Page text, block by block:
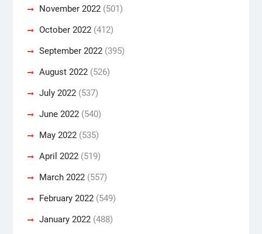
November 2022(501)
October 2022(412)
September 2022(395)
August 2022(526)
July 2022(537)
June 2022(540)
May 2022(535)
April 2022(519)
March 2022(557)
February 2022(549)
January 2022(488)